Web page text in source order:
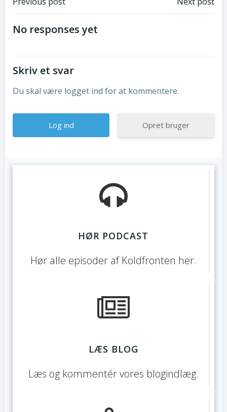
Post
navigation
No responses yet
Skriv et svar
Du skal være logget ind for at kommentere.
Opret bruger
HØR PODCAST
Hør alle episoder af Koldfronten her.
LÆS BLOG
Læs og kommentér vores blogindlæg.